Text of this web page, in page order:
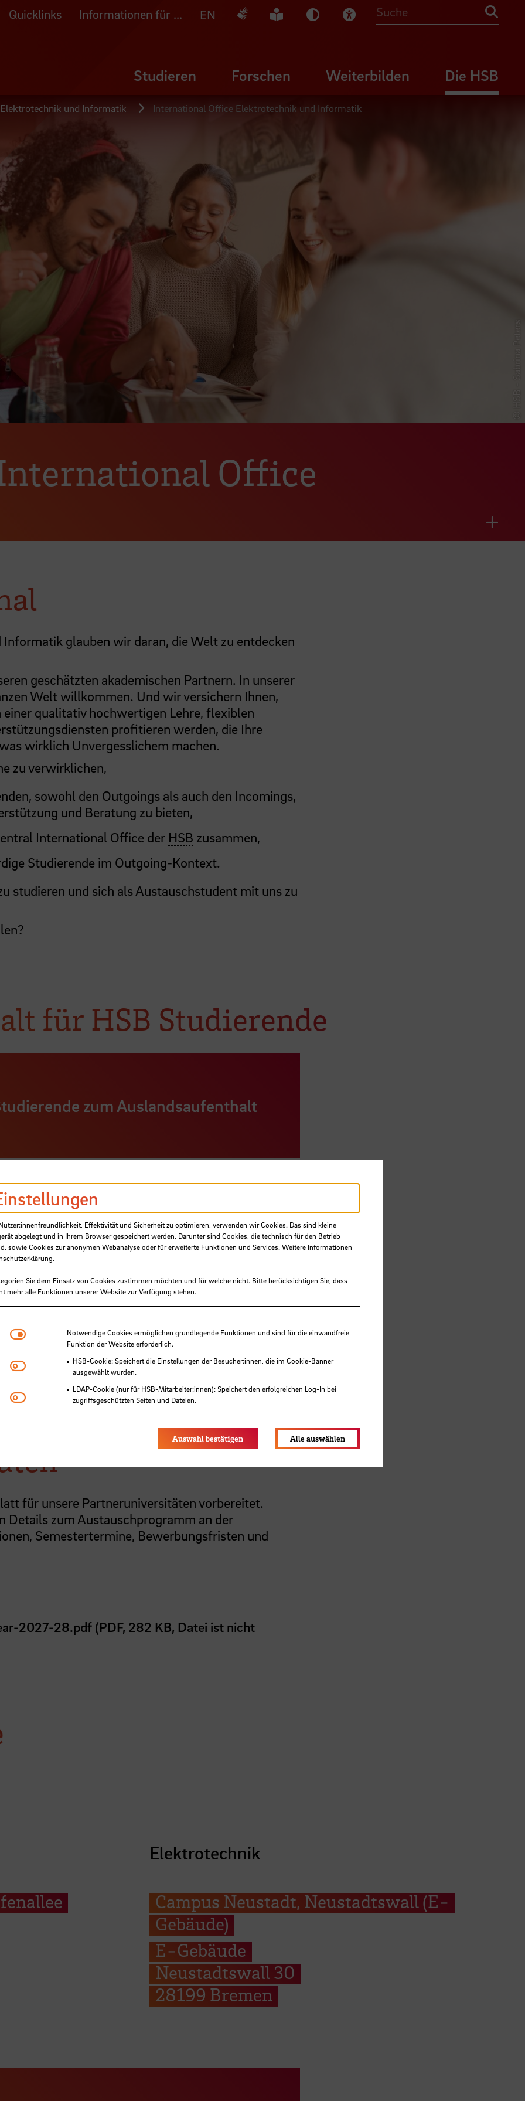
Quicklinks Informationen für ... EN Deutsche Gebärdensprache
Leichte Sprache
Dunkel-Modus
Visuelle Hilfe
Suche
Studieren Forschen Weiterbilden Die HSB
und Informatik International Office Elektrotechnik und Informatik
© HSB - Sabrina Peters
Office
glauben wir daran, die Welt zu entdecken
geschätzten akademischen Partnern. In unserer
Welt willkommen. Und wir versichern Ihnen,
einer qualitativ hochwertigen Lehre, flexiblen
profitieren werden, die Ihre
wirklich Unvergesslichem machen.
zu verwirklichen,
sowohl den Outgoings als auch den Incomings,
und Beratung zu bieten,
International Office der HSB zusammen,
Studierende im Outgoing-Kontext.
studieren und sich als Austauschstudent mit uns zu
für HSB Studierende
zum Auslandsaufenthalt
für unsere Partneruniversitäten vorbereitet.
Details zum Austauschprogramm an der
Semestertermine, Bewerbungsfristen und
2027-28.pdf (PDF, 282 KB, Datei ist nicht
Elektrotechnik
Campus Neustadt, Neustadtswall (E-
Gebäude)
E-Gebäude
Neustadtswall 30
28199 Bremen
Effektivität und Sicherheit zu optimieren, verwenden wir Cookies. Das sind kleine
abgelegt und in Ihrem Browser gespeichert werden. Darunter sind Cookies, die technisch für den Betrieb
sowie Cookies zur anonymen Webanalyse oder für erweiterte Funktionen und Services. Weitere Informationen
.
Sie dem Einsatz von Cookies zustimmen möchten und für welche nicht. Bitte berücksichtigen Sie, dass
mehr alle Funktionen unserer Website zur Verfügung stehen.
Notwendige CookiesNotwendige Cookies ermöglichen grundlegende Funktionen und sind für die einwandfreie
Funktion der Website erforderlich.
HSB-Cookie: Speichert die Einstellungen der Besucher:innen, die im Cookie-Banner
ausgewählt wurden.
LDAP-Cookie (nur für HSB-Mitarbeiter:innen): Speichert den erfolgreichen Log-In bei
zugriffsgeschützten Seiten und Dateien.
Matomo
Youtube
Auswahl bestätigen Alle auswählen